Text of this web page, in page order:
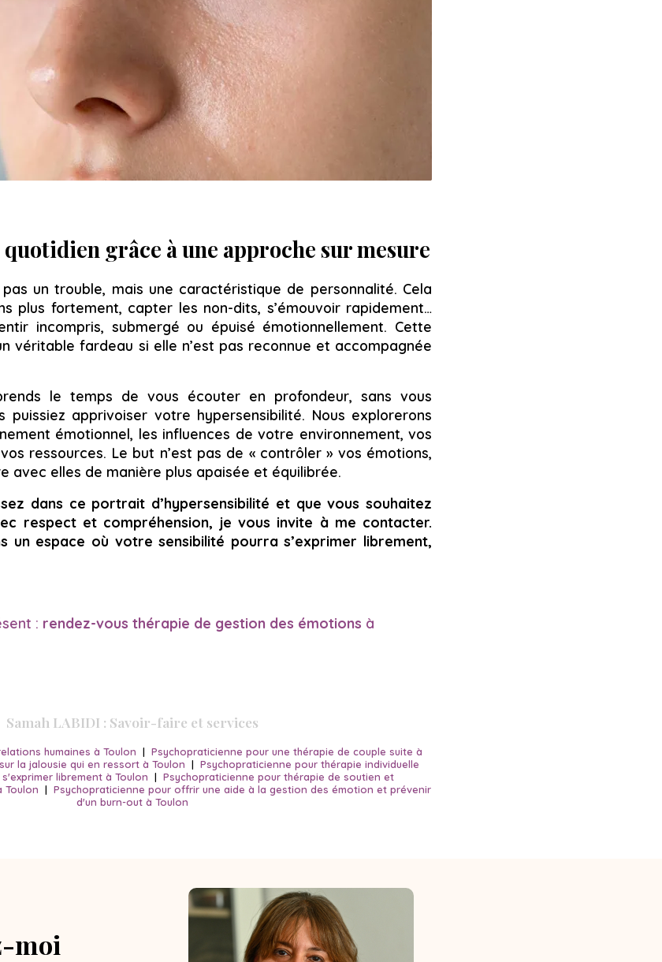
grâce à une approche sur mesure
pas un trouble, mais une caractéristique de personnalité. Cela
plus fortement, capter les non-dits, s’émouvoir rapidement…
incompris, submergé ou épuisé émotionnellement. Cette
véritable fardeau si elle n’est pas reconnue et accompagnée
le temps de vous écouter en profondeur, sans vous
puissiez apprivoiser votre hypersensibilité. Nous explorerons
émotionnel, les influences de votre environnement, vos
ressources. Le but n’est pas de « contrôler » vos émotions,
avec elles de manière plus apaisée et équilibrée.
dans ce portrait d’hypersensibilité et que vous souhaitez
respect et compréhension, je vous invite à me contacter.
un espace où votre sensibilité pourra s’exprimer librement,
: rendez-vous thérapie de gestion des émotions à
Samah LABIDI : Savoir-faire et services
humaines à Toulon | Psychopraticienne pour une thérapie de couple suite à
la jalousie qui en ressort à Toulon | Psychopraticienne pour thérapie individuelle
librement à Toulon | Psychopraticienne pour thérapie de soutien et
Toulon | Psychopraticienne pour offrir une aide à la gestion des émotion et prévenir
d'un burn-out à Toulon
moi